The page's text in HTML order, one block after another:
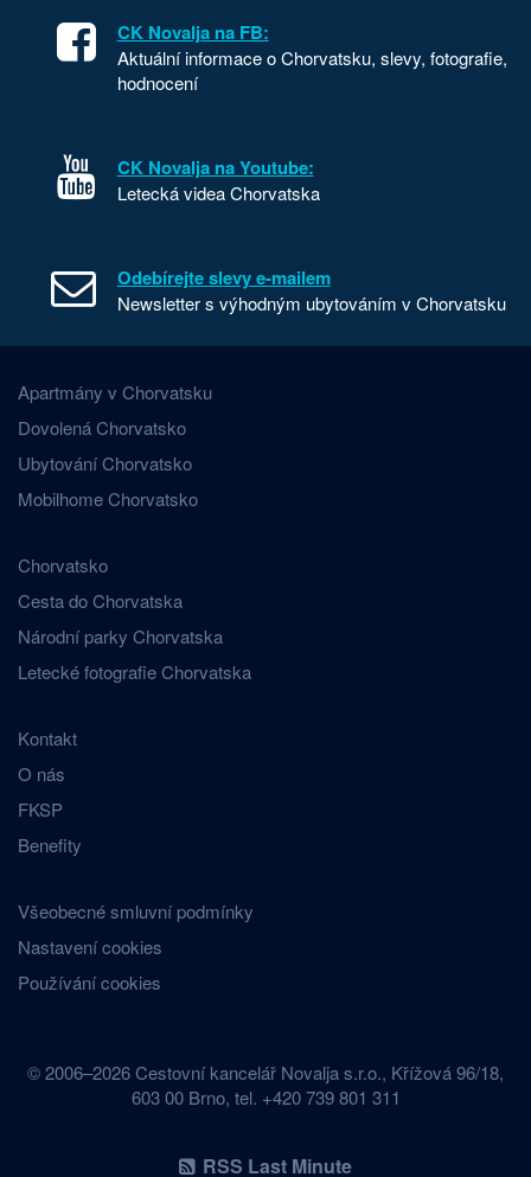
CK Novalja na FB:
Aktuální informace o Chorvatsku, slevy, fotografie,
hodnocení
CK Novalja na Youtube:
Letecká videa Chorvatska
Odebírejte slevy e-mailem
Newsletter s výhodným ubytováním v Chorvatsku
Apartmány v Chorvatsku
Dovolená Chorvatsko
Ubytování Chorvatsko
Mobilhome Chorvatsko
Chorvatsko
Cesta do Chorvatska
Národní parky Chorvatska
Letecké fotografie Chorvatska
Kontakt
O nás
FKSP
Benefity
Všeobecné smluvní podmínky
Nastavení cookies
Používání cookies
© 2006–2026 Cestovní kancelář Novalja s.r.o., Křížová 96/18,
603 00 Brno, tel. +420 739 801 311
RSS Last Minute